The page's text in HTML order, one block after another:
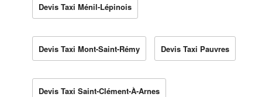
Devis Taxi Ménil-Lépinois
Devis Taxi Mont-Saint-Rémy Devis Taxi Pauvres
Devis Taxi Saint-Clément-À-Arnes